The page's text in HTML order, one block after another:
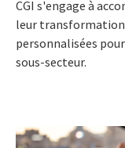
CGI s'engage à
leur
personnalisées
sous-secteur.